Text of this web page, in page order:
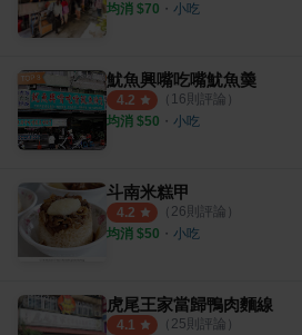
均消 $70 ・ 小吃
魷魚興嘴吃嘴魷魚羮
4.2 （ 16則評論）
均消 $50 ・ 小吃
斗南米糕甲
4.2 （ 26則評論）
均消 $50 ・ 小吃
虎尾王家當歸鴨肉麵線
4.1 （ 25則評論）